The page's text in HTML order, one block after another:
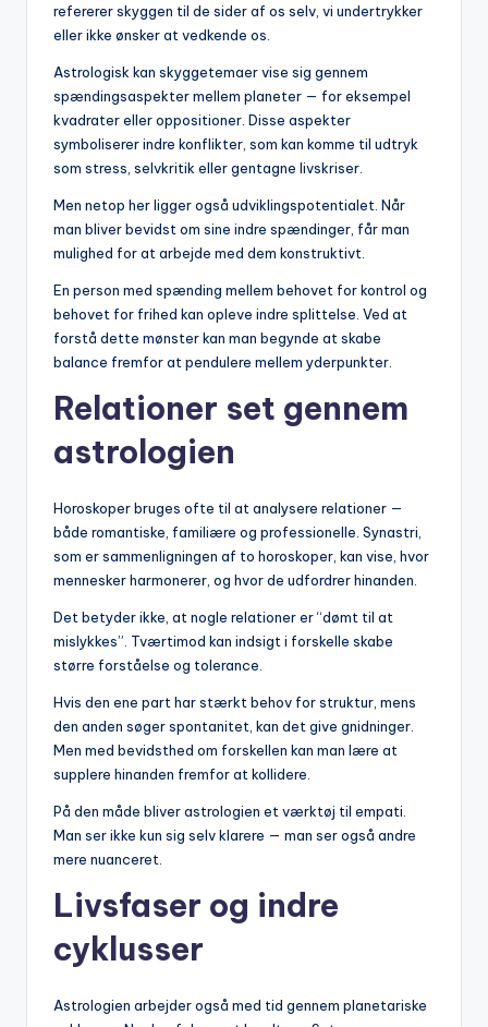
refererer skyggen til de sider af os selv, vi undertrykker
eller ikke ønsker at vedkende os.
Astrologisk kan skyggetemaer vise sig gennem
spændingsaspekter mellem planeter — for eksempel
kvadrater eller oppositioner. Disse aspekter
symboliserer indre konflikter, som kan komme til udtryk
som stress, selvkritik eller gentagne livskriser.
Men netop her ligger også udviklingspotentialet. Når
man bliver bevidst om sine indre spændinger, får man
mulighed for at arbejde med dem konstruktivt.
En person med spænding mellem behovet for kontrol og
behovet for frihed kan opleve indre splittelse. Ved at
forstå dette mønster kan man begynde at skabe
balance fremfor at pendulere mellem yderpunkter.
Relationer set gennem
astrologien
Horoskoper bruges ofte til at analysere relationer —
både romantiske, familiære og professionelle. Synastri,
som er sammenligningen af to horoskoper, kan vise, hvor
mennesker harmonerer, og hvor de udfordrer hinanden.
Det betyder ikke, at nogle relationer er “dømt til at
mislykkes”. Tværtimod kan indsigt i forskelle skabe
større forståelse og tolerance.
Hvis den ene part har stærkt behov for struktur, mens
den anden søger spontanitet, kan det give gnidninger.
Men med bevidsthed om forskellen kan man lære at
supplere hinanden fremfor at kollidere.
På den måde bliver astrologien et værktøj til empati.
Man ser ikke kun sig selv klarere — man ser også andre
mere nuanceret.
Livsfaser og indre
cyklusser
Astrologien arbejder også med tid gennem planetariske